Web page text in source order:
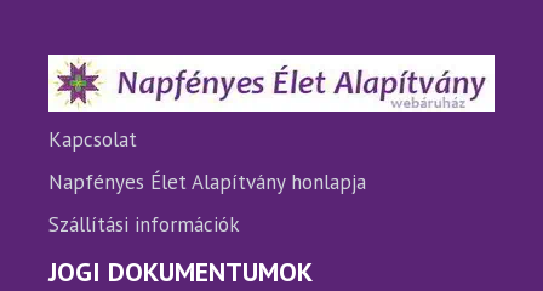
termékoldalon
választhatók
ki
ki
Kapcsolat
Napfényes Élet Alapítvány honlapja
Szállítási információk
JOGI DOKUMENTUMOK